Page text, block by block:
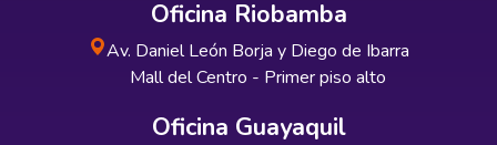
Oficina Riobamba
Av. Daniel León Borja y Diego de Ibarra
Mall del Centro - Primer piso alto
Oficina Guayaquil